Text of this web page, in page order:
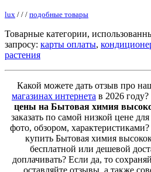
lux / / / подобные товары
Товарные категории,
запросу: карты оплаты,
растения
Какой можете дать отзыв про
магазинах интернета в 2026
цены на Бытовая химия
заказать по самой низкой цене
фото, обзором,
купить Бытовая химия
бесплатной или дешевой
доплачивать? Если да, то
оставляйте отзывы, а также